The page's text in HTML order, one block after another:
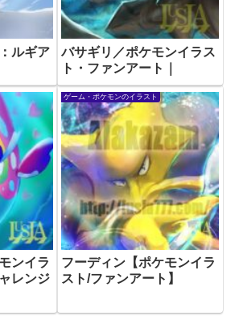
ルギア
バサギリ／ポケモンイラス
ト・ファンアート｜
ンイラ
レンジ
ゲーム・ポケモンのイラスト
フーディン【ポケモンイラ
スト/ファンアート】